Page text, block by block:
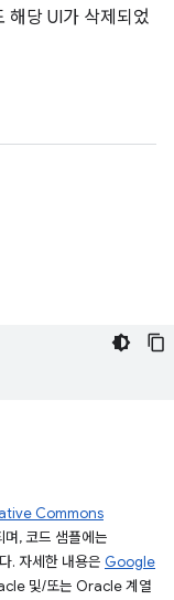
당 UI가 삭제되었
Commons
, 코드 샘플에는
. 자세한 내용은 Google
및/또는 Oracle 계열